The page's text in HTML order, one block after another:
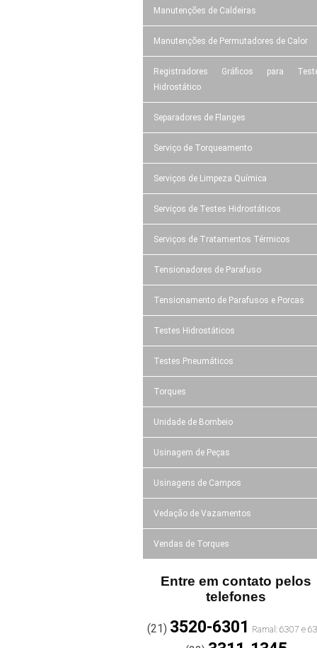
Manutenções de Caldeiras
Manutenções de Permutadores de Calor
Registradores Gráficos para
Hidrostático
Separadores de Flanges
Serviço de Torqueamento
Serviços de Limpeza Química
Serviços de Testes Hidrostáticos
Serviços de Tratamentos Térmicos
Tensionadores de Parafuso
Tensionamento de Parafusos e Porcas
Testes Hidrostáticos
Testes Pneumáticos
Torques
Unidade de Bombeio
Usinagem de Peças
Usinagens de Campos
Vedação de Vazamentos
Vendas de Torques
Entre em contato pelos
telefones
(21) 3520-6301